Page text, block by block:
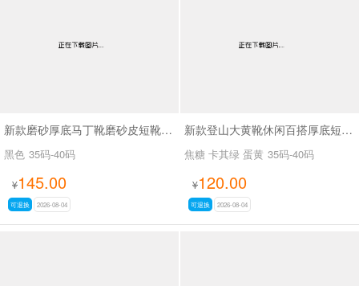
新款磨砂厚底马丁靴磨砂皮短靴SA7062
黑色 35码-40码
¥145.00
可退换 2026-08-04
新款登山大黄靴休闲百搭厚底短靴马丁靴SA2676
焦糖 卡其绿 蛋黄 35码-40码
¥120.00
可退换 2026-08-04